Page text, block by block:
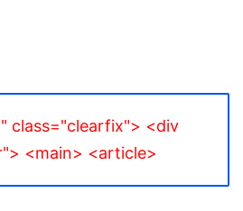
class="clearfix"> <div
<main> <article>